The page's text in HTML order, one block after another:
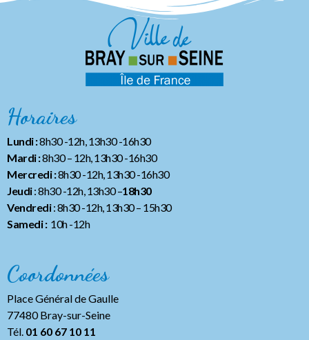
Horaires
Lundi :8h30 -12h, 13h30 -16h30
Mardi :8h30 – 12h, 13h30 -16h30
Mercredi :8h30 -12h, 13h30 -16h30
Jeudi: 8h30 -12h, 13h30 –18h30
Vendredi: 8h30 -12h, 13h30– 15h30
Samedi :10h -12h
Coordonnées
Place Général de Gaulle
77480 Bray-sur-Seine
Tél. 01 60 67 10 11